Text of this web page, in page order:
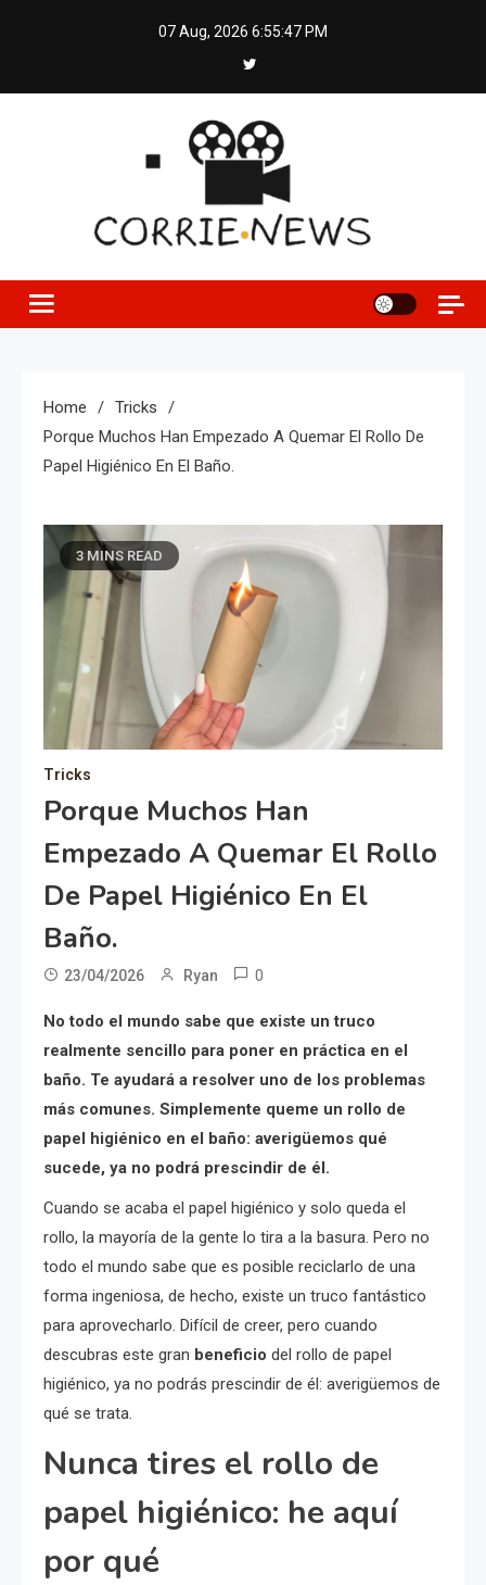
07 Aug, 2026 6:55:48 PM
Home
Tricks
Porque Muchos Han Empezado A Quemar El Rollo De
Papel Higiénico En El Baño.
3 MINS READ
Tricks
Porque Muchos Han
Empezado A Quemar El Rollo
De Papel Higiénico En El
Baño.
23/04/2026 Ryan 0
No todo el mundo sabe que existe un truco
realmente sencillo para poner en práctica en el
baño. Te ayudará a resolver uno de los problemas
más comunes. Simplemente queme un rollo de
papel higiénico en el baño: averigüemos qué
sucede, ya no podrá prescindir de él.
Cuando se acaba el papel higiénico y solo queda el
rollo, la mayoría de la gente lo tira a la basura. Pero no
todo el mundo sabe que es posible reciclarlo de una
forma ingeniosa, de hecho, existe un truco fantástico
para aprovecharlo. Difícil de creer, pero cuando
descubras este gran beneficio del rollo de papel
higiénico, ya no podrás prescindir de él: averigüemos de
qué se trata.
Nunca tires el rollo de
papel higiénico: he aquí
por qué